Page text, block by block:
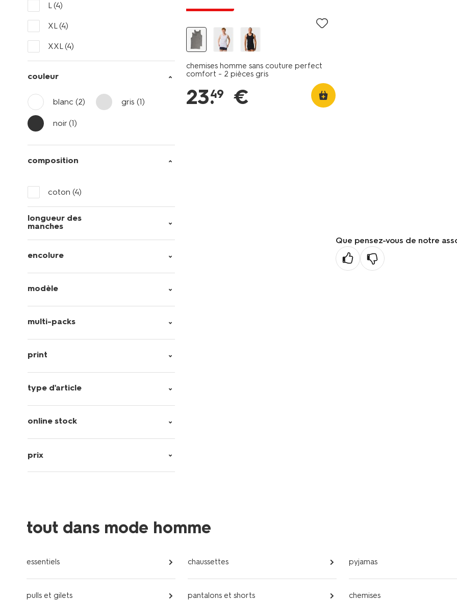
L(4)
XL(4)
XXL(4)
couleur
blanc (2) gris(1)
noir (1)
composition
coton (4)
longueur des
manches
encolure
modèle
multi-packs
print
type d'article
online stock
prix
chemises homme sans couture perfect
comfort - 2 pièces gris
23.
49 €
Que pensez-vous de notre
tout dans mode homme
essentiels chaussettes pyjamas
pulls et gilets pantalons et shorts chemises